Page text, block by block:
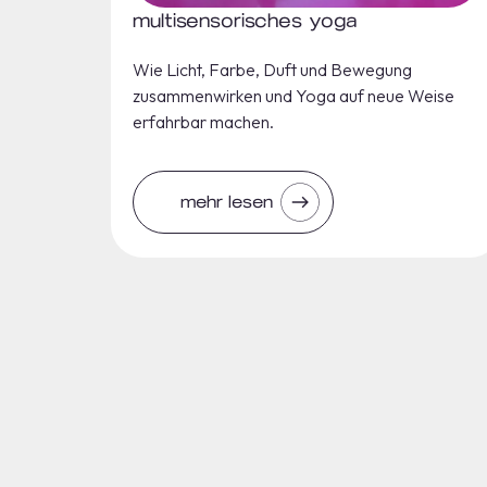
multisensorisches yoga
Wie Licht, Farbe, Duft und Bewegung
zusammenwirken und Yoga auf neue Weise
erfahrbar machen.
mehr lesen